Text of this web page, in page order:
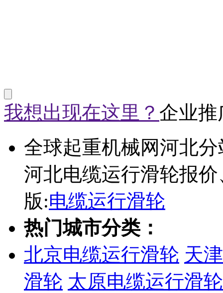
我想出现在这里？ 企业推
全球起重机械网河北
河北电缆运行滑轮报
版:电缆运行滑轮
热门城市分类：
北京电缆运行滑轮 天
滑轮 太原电缆运行滑轮